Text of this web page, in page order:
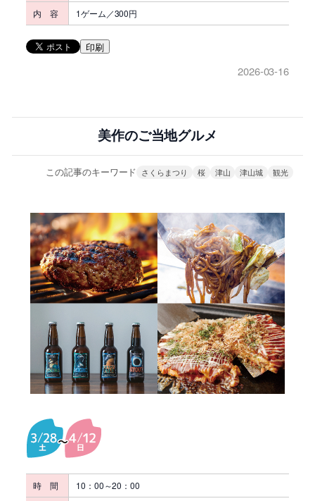
内 容 1ゲーム／300円
印刷
2026-03-16
美作のご当地グルメ
この記事のキーワード さくらまつり 桜 津山 津山城 観光
時 間
10：00～20：00